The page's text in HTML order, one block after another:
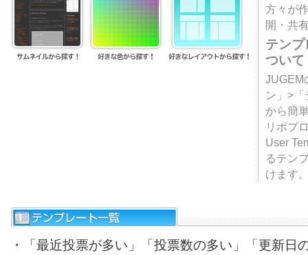
方々が
開・共
テン
ついて
JUGEM
ン」>
から簡
リポブ
User
るテン
けます
・「最近投票が多い」「投票数の多い」「更新日